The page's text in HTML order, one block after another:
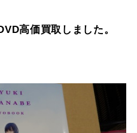
高価買取しました。